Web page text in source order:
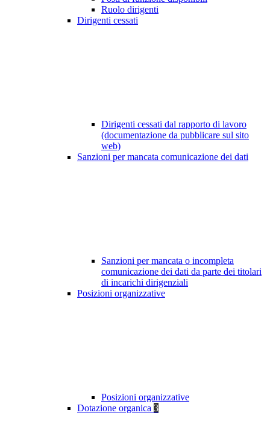
Ruolo dirigenti
Dirigenti cessati
Dirigenti cessati dal rapporto di lavoro
(documentazione da pubblicare sul sito
web)
Sanzioni per mancata comunicazione dei dati
Sanzioni per mancata o incompleta
comunicazione dei dati da parte dei titolari
di incarichi dirigenziali
Posizioni organizzative
Posizioni organizzative
Dotazione organica 3